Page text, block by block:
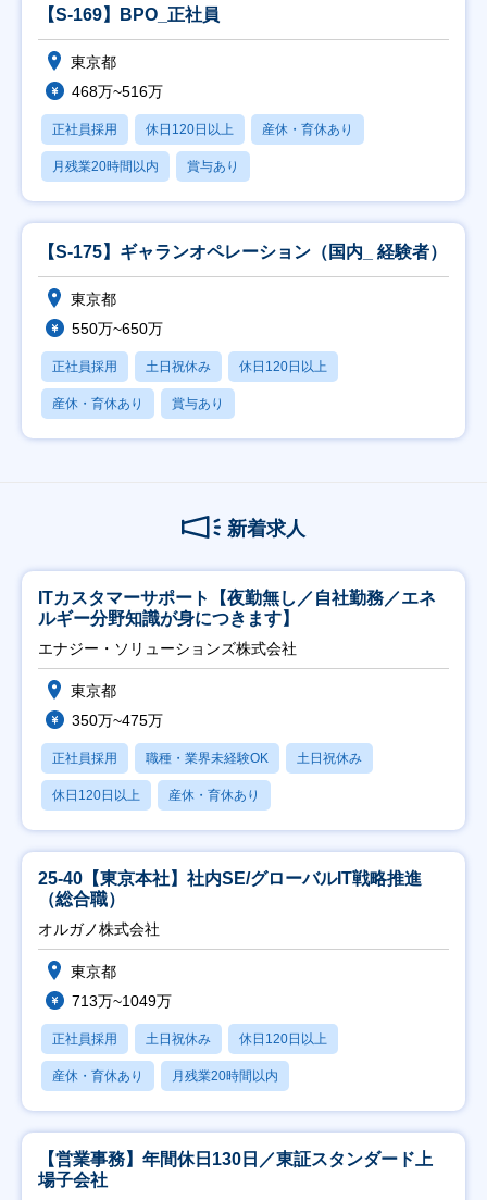
【S-169】BPO_正社員
東京都
468万~516万
正社員採用 休日120日以上 産休・育休あり
月残業20時間以内 賞与あり
【S-175】ギャランオペレーション（国内_ 経験者）
東京都
550万~650万
正社員採用 土日祝休み 休日120日以上
産休・育休あり 賞与あり
新着求人
ITカスタマーサポート【夜勤無し／自社勤務／エネ
ルギー分野知識が身につきます】
エナジー・ソリューションズ株式会社
東京都
350万~475万
正社員採用 職種・業界未経験OK 土日祝休み
休日120日以上 産休・育休あり
25-40【東京本社】社内SE/グローバルIT戦略推進
（総合職）
オルガノ株式会社
東京都
713万~1049万
正社員採用 土日祝休み 休日120日以上
産休・育休あり 月残業20時間以内
【営業事務】年間休日130日／東証スタンダード上
場子会社